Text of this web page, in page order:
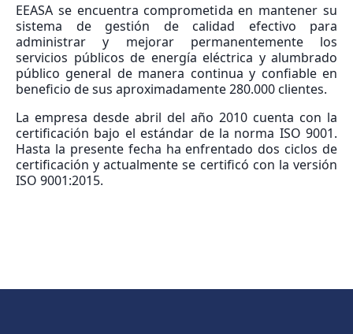
EEASA se encuentra comprometida en mantener su
sistema de gestión de calidad efectivo para
administrar y mejorar permanentemente los
servicios públicos de energía eléctrica y alumbrado
público general de manera continua y confiable en
beneficio de sus aproximadamente 280.000 clientes.
La empresa desde abril del año 2010 cuenta con la
certificación bajo el estándar de la norma ISO 9001.
Hasta la presente fecha ha enfrentado dos ciclos de
certificación y actualmente se certificó con la versión
ISO 9001:2015.